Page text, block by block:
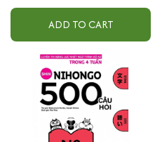
công
ADD TO CART